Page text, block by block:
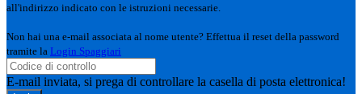
all'indirizzo indicato con le istruzioni necessarie.
Non hai una e-mail associata al nome utente? Effettua il reset della password
tramite la Login Spaggiari
E-mail inviata, si prega di controllare la casella di posta elettronica!